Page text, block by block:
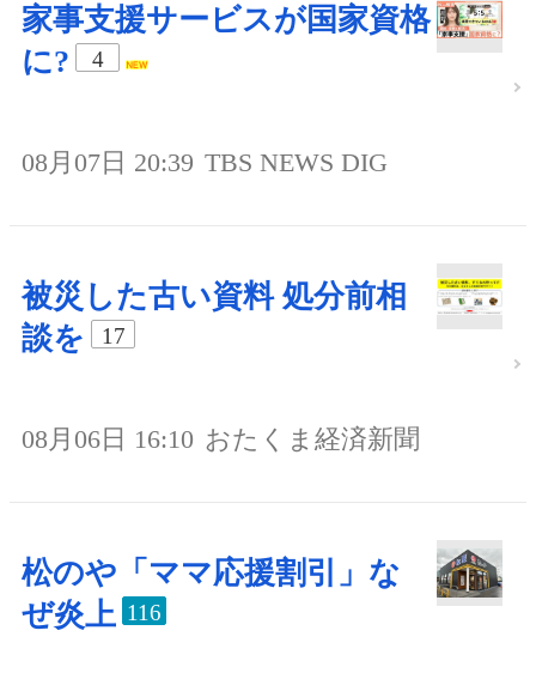
家事支援サービスが国家資格
に?
4
08月07日 20:39 TBS NEWS DIG
被災した古い資料 処分前相
談を
17
08月06日 16:10 おたくま経済新聞
松のや「ママ応援割引」な
ぜ炎上 116